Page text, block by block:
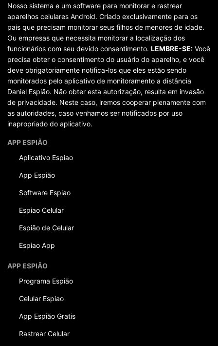
Nosso sistema e um software para monitorar e rastrear
aparelhos celulares Android. Criado exclusivamente para os
pais que precisam monitorar seus filhos de menores de idade.
Ou empresas que necessita monitorar a localização dos
funcionários com seu devido consentimento. LEMBRE-SE: Você
precisa obter o consentimento do usuário do aparelho, e você
deve obrigatoriamente notifica-los que eles estão sendo
monitorados pelo aplicativo de monitoramento a distância
Daniel Espião. Não obter esta autorização, resulta em invasão
de privacidade. Neste caso, iremos cooperar plenamente com
as autoridades, caso venhamos ser notificados por uso
inapropriado do aplicativo.
APP ESPIÃO
Aplicativo Espiao
App Espião
Software Espiao
Espiao Celular
Espião de Celular
Espiao App
APP ESPIÃO
Programa Espião
Celular Espiao
App Espião Gratis
Rastrear Celular